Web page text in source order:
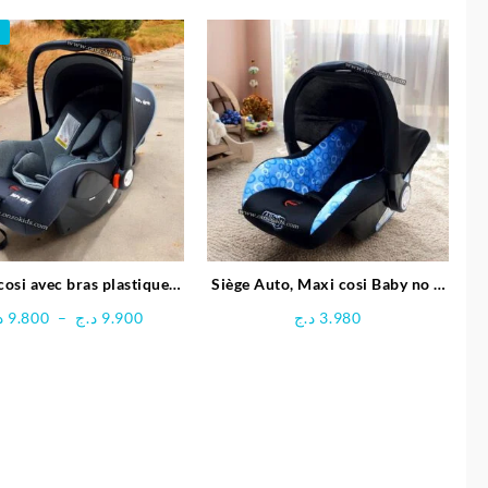
avec bras plastique
9.800 – 9.900 د.ج
Plage
Siège Auto, Maxi cosi Baby no –
3.980 د.ج